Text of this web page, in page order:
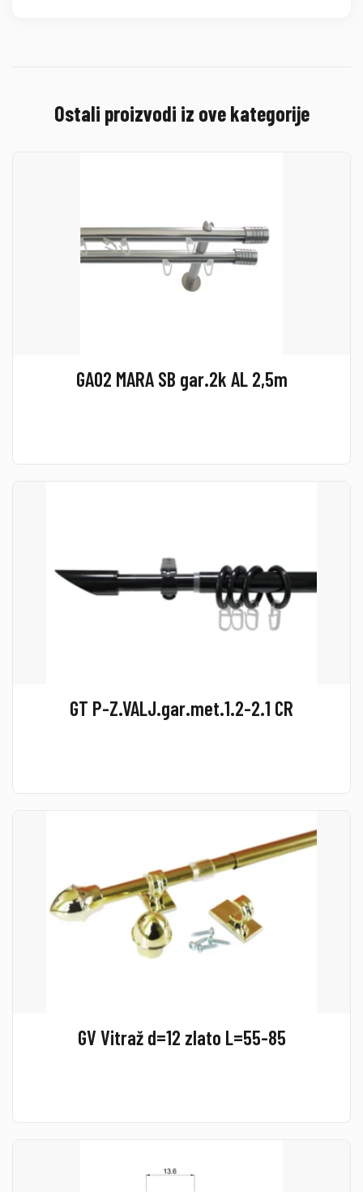
Ostali proizvodi iz ove kategorije
GA02 MARA SB gar.2k AL 2,5m
GT P-Z.VALJ.gar.met.1.2-2.1 CR
GV Vitraž d=12 zlato L=55-85